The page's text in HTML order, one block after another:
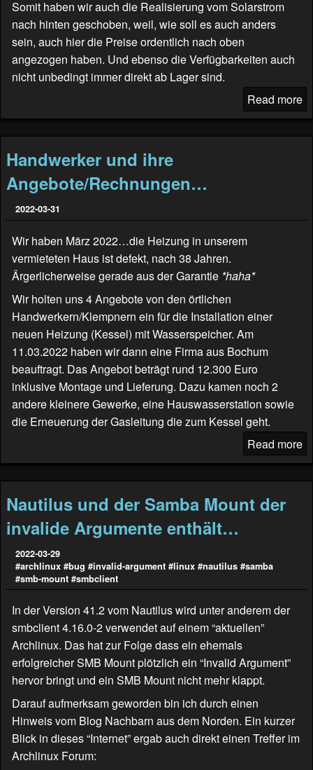
Somit haben wir auch die Realisierung vom Solarstrom
nach hinten geschoben, weil, wie soll es auch anders
sein, auch hier die Preise ordentlich nach oben
angezogen haben. Und ebenso die Verfügbarkeiten auch
nicht unbedingt immer direkt ab Lager sind.
Read more
Handwerker und ihre
Angebote/Rechnungen…
2022-03-31
Wir haben März 2022…die Heizung in unserem
vermieteten Haus ist defekt, nach 38 Jahren.
Ärgerlicherweise gerade aus der Garantie *haha*
Wir holten uns 4 Angebote von den örtlichen
Handwerkern/Klempnern ein für die Installation einer
neuen Heizung (Kessel) mit Wasserspeicher. Am
11.03.2022 haben wir dann eine Firma aus Bochum
beauftragt. Das Angebot beträgt rund 12.300 Euro
inklusive Montage und Lieferung. Dazu kamen noch 2
andere kleinere Gewerke, eine Hauswasserstation sowie
die Erneuerung der Gasleitung die zum Kessel geht.
Read more
Nautilus und der Samba Mount der
invalide Argumente enthält…
2022-03-29
#archlinux #bug #invalid-argument #linux #nautilus #samba
#smb-mount #smbclient
In der Version 41.2 vom Nautilus wird unter anderem der
smbclient 4.16.0-2 verwendet auf einem “aktuellen”
Archlinux. Das hat zur Folge dass ein ehemals
erfolgreicher SMB Mount plötzlich ein “Invalid Argument”
hervor bringt und ein SMB Mount nicht mehr klappt.
Darauf aufmerksam geworden bin ich durch einen
Hinweis vom Blog Nachbarn aus dem Norden. Ein kurzer
Blick in dieses “Internet” ergab auch direkt einen Treffer im
Archlinux Forum: